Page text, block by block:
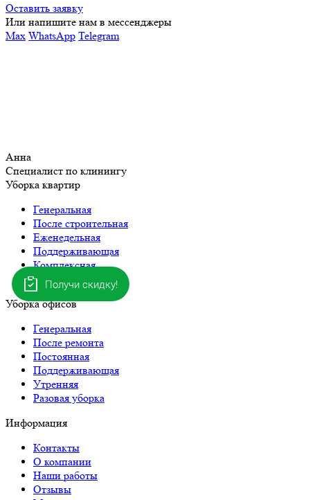
Оставить заявку
Или напишите нам в мессенджеры
Max WhatsApp Telegram
Анна
Специалист по клинингу
Уборка квартир
Генеральная
После строительная
Еженедельная
Поддерживающая
Комплексная
Экологическая
Уборка офисов
Генеральная
После ремонта
Постоянная
Поддерживающая
Утренняя
Разовая уборка
Информация
Контакты
О компании
Наши работы
Отзывы
Получи скидку!